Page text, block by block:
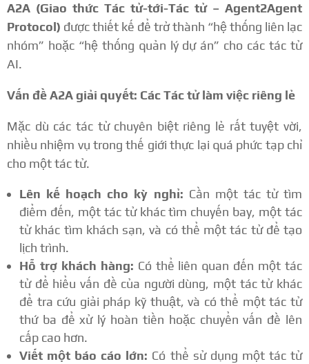
A2A (Giao thức Tác tử-tới-Tác tử – Agent2Agent
Protocol) được thiết kế để trở thành “hệ thống liên lạc
nhóm” hoặc “hệ thống quản lý dự án” cho các tác tử
AI.
Vấn đề A2A giải quyết: Các Tác tử làm việc riêng lẻ
Mặc dù các tác tử chuyên biệt riêng lẻ rất tuyệt vời,
nhiều nhiệm vụ trong thế giới thực lại quá phức tạp chỉ
cho một tác tử.
Lên kế hoạch cho kỳ nghỉ: Cần một tác tử tìm
điểm đến, một tác tử khác tìm chuyến bay, một tác
tử khác tìm khách sạn, và có thể một tác tử để tạo
lịch trình.
Hỗ trợ khách hàng: Có thể liên quan đến một tác
tử để hiểu vấn đề của người dùng, một tác tử khác
để tra cứu giải pháp kỹ thuật, và có thể một tác tử
thứ ba để xử lý hoàn tiền hoặc chuyển vấn đề lên
cấp cao hơn.
Viết một báo cáo lớn: Có thể sử dụng một tác tử